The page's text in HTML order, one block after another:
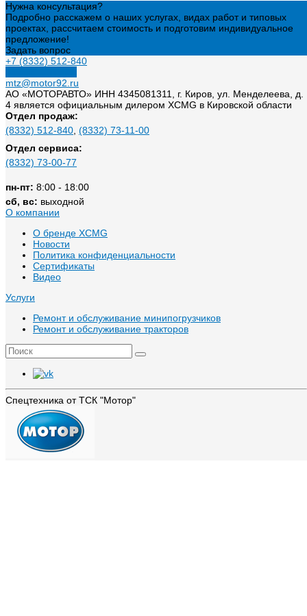
Нужна консультация?
Подробно расскажем о наших услугах, видах работ и типовых
проектах, рассчитаем стоимость и подготовим индивидуальное
предложение!
Задать вопрос
+7 (8332) 512-840
mtz@motor92.ru
АО «МОТОРАВТО» ИНН 4345081311, г. Киров, ул. Менделеева, д.
4 является официальным дилером XCMG в Кировской области
Отдел продаж:
(8332) 512-840, (8332) 73-11-00
Отдел сервиса:
(8332) 73-00-77
пн-пт: 8:00 - 18:00
сб, вс: выходной
О компании
О бренде XCMG
Новости
Политика конфиденциальности
Сертификаты
Видео
Услуги
Ремонт и обслуживание минипогрузчиков
Ремонт и обслуживание тракторов
Спецтехника от ТСК "Мотор"